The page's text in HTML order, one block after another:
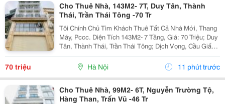
Cho Thuê Nhà, 143M2- 7T, Duy Tân, Thành
Thái, Trần Thái Tông -70 Tr
Tôi Chính Chủ Tìm Khách Thuê Tất Cả Nhà Mới, Thang
Máy, Pccc. Diện Tích 143M2- 7 Tầng, Giá: 70 Triệu; Duy
Tân, Thành Thái, Trần Thái Tông; Dịch Vọng, Cầu Giấy.
+ Liên Hệ Trực Tiếp Chủ Nhà: 0988289962 + Vỉa Hè
Lớn, Mặt Tiền Rộng,Thoáng. + Vị Trí Gần...
70 triệu Hà Nội 11 phút trước
Cho Thuê Nhà, 99M2- 6T, Nguyễn Trường Tộ,
Hàng Than, Trấn Vũ -46 Tr